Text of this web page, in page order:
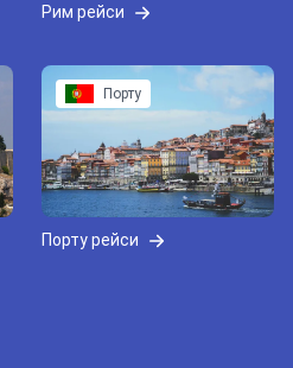
Рим рейси
Порту
Порту рейси